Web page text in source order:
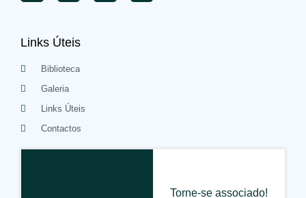
Links Úteis
Biblioteca
Galeria
Links Úteis
Contactos
Torne-se associado!